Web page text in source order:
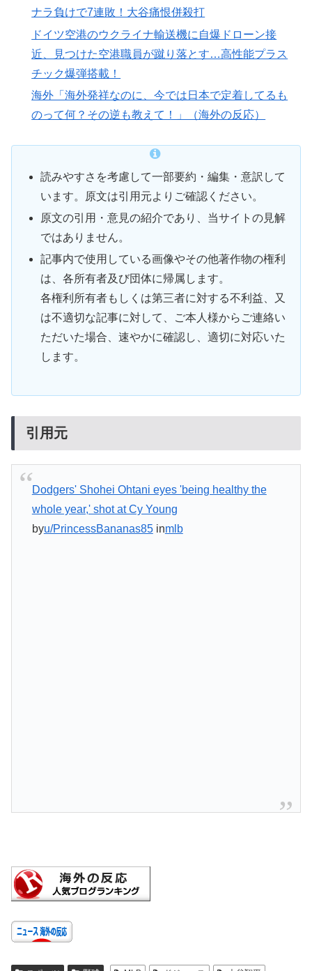
ナラ負けで7連敗！大谷痛恨併殺打
ドイツ空港のウクライナ輸送機に自爆ドローン接
近、見つけた空港職員が蹴り落とす…高性能プラス
チック爆弾搭載！
海外「海外発祥なのに、今では日本で定着してるも
のって何？その逆も教えて！」（海外の反応）
読みやすさを考慮して一部要約・編集・意訳して
います。原文は引用元よりご確認ください。
原文の引用・意見の紹介であり、当サイトの見解
ではありません。
記事内で使用している画像やその他著作物の権利
は、各所有者及び団体に帰属します。
各権利所有者もしくは第三者に対する不利益、又
は不適切な記事に対して、ご本人様からご連絡い
ただいた場合、速やかに確認し、適切に対応いた
します。
引用元
Dodgers' Shohei Ohtani eyes 'being healthy the
whole year,' shot at Cy Young
byu/PrincessBananas85inmlb